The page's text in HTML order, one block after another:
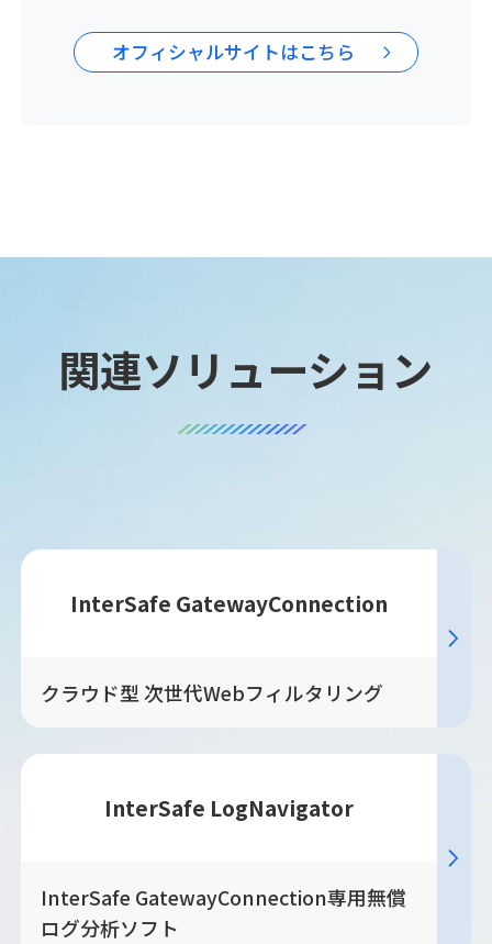
オフィシャルサイトはこちら
関連ソリューション
InterSafe GatewayConnection
クラウド型 次世代Webフィルタリング
InterSafe LogNavigator
InterSafe GatewayConnection専用無償
ログ分析ソフト